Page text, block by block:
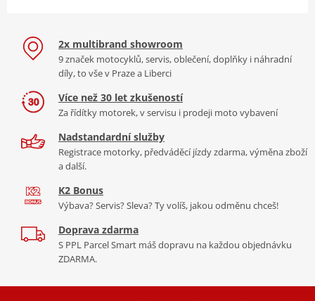
2x multibrand showroom
9 značek motocyklů, servis, oblečení, doplňky i náhradní
díly, to vše v Praze a Liberci
Více než 30 let zkušeností
Za řídítky motorek, v servisu i prodeji moto vybavení
Nadstandardní služby
Registrace motorky, předváděcí jízdy zdarma, výměna zboží
a další.
K2 Bonus
Výbava? Servis? Sleva? Ty volíš, jakou odměnu chceš!
Doprava zdarma
S PPL Parcel Smart máš dopravu na každou objednávku
ZDARMA.